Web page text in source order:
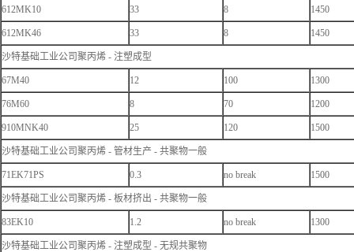
612MK10 33 8 1450
612MK46 33 8 1450
沙特基础工业公司聚丙烯 - 注塑成型
67M40 12 100 1300
76M60 8 70 1200
910MNK40 25 120 1500
沙特基础工业公司聚丙烯 - 管材生产 - 共聚物一般
71EK71PS 0.3 no break 1500
沙特基础工业公司聚丙烯 - 板材挤出 - 共聚物一般
83EK10 1.2 no break 1300
沙特基础工业公司聚丙烯 - 注塑成型 - 无规共聚物